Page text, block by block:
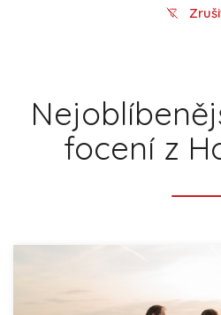
focení z